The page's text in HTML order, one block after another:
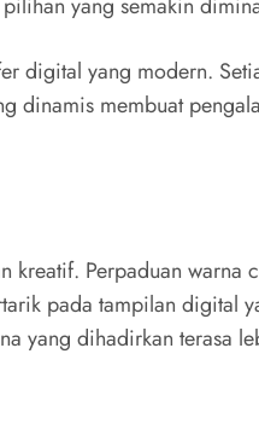
digital yang modern.
membuat
Perpaduan
pada tampilan digital
yang dihadirkan terasa